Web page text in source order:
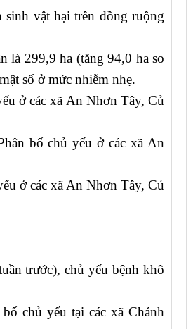
vật hại trên đồng ruộng
là 299,9 ha (tăng 94,0 ha so
số ở mức nhiễm nhẹ.
ở các xã An Nhơn Tây, Củ
bố chủ yếu ở các xã An
ở các xã An Nhơn Tây, Củ
trước), chủ yếu bệnh khô
chủ yếu tại các xã Chánh